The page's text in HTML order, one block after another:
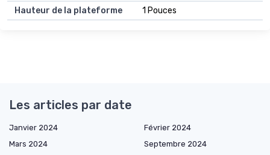
Hauteur de la plateforme 1 Pouces
Les articles par date
Janvier 2024
Février 2024
Mars 2024
Septembre 2024